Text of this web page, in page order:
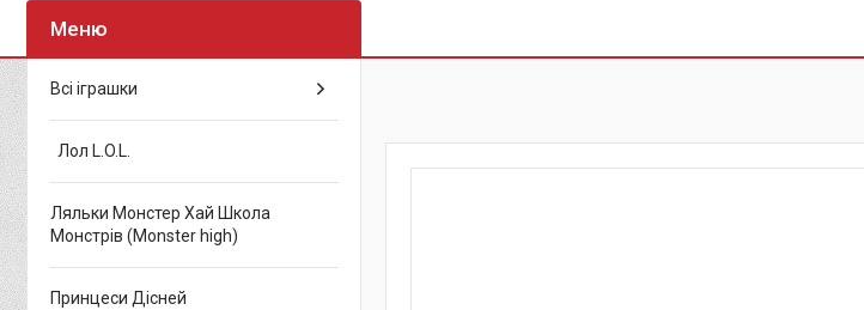
Всі іграшки
Лол L.O.L.
Ляльки Монстер Хай Школа
Монстрів (Monster high)
Принцеси Дісней